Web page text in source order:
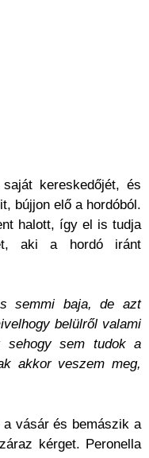
kereskedőjét, és
bújjon elő a hordóból.
halott, így el is tudja
aki a hordó iránt
semmi baja, de azt
belülről valami
sehogy sem tudok a
akkor veszem meg,
vásár és bemászik a
kérget. Peronella